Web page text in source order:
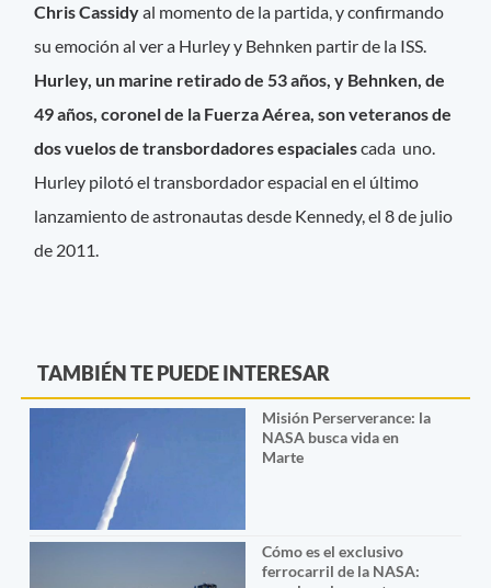
Chris Cassidyal momento de la partida, y confirmando
su emoción al ver a Hurley y Behnken partir de la ISS.
Hurley, un marine retirado de 53 años, y Behnken, de
49 años, coronel de la Fuerza Aérea, son veteranos de
dos vuelos de transbordadores espacialescada uno.
Hurley pilotó el transbordador espacial en el último
lanzamiento de astronautas desde Kennedy, el 8 de julio
de 2011.
TAMBIÉN TE PUEDE INTERESAR
Misión Perserverance: la
NASA busca vida en
Marte
Cómo es el exclusivo
ferrocarril de la NASA: